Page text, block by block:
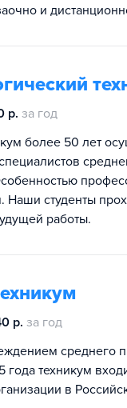
и
р. за год
более 50 лет
Наши студенты
работы.
р. за год
среднего
техникум
в